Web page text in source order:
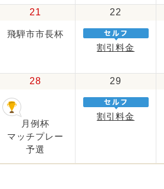
21
飛騨市市長杯
22
割引料金
28
月例杯
マッチプレー
予選
29
割引料金